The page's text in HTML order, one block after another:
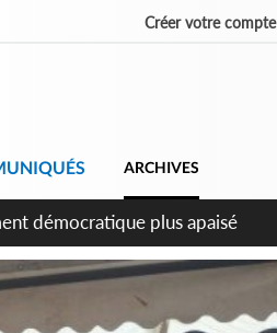
Créer votre compte
ARCHIVES
démocratique plus apaisé